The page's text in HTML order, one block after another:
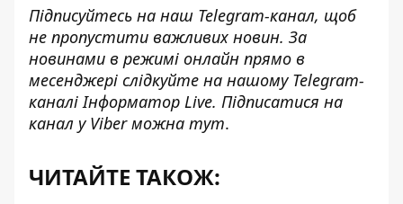
Підписуйтесь на наш Telegram-канал, щоб
не пропустити важливих новин. За
новинами в режимі онлайн прямо в
месенджері слідкуйте на нашому Telegram-
каналіІнформатор Live. Підписатися на
канал у Viber можна тут.
ЧИТАЙТЕ ТАКОЖ: